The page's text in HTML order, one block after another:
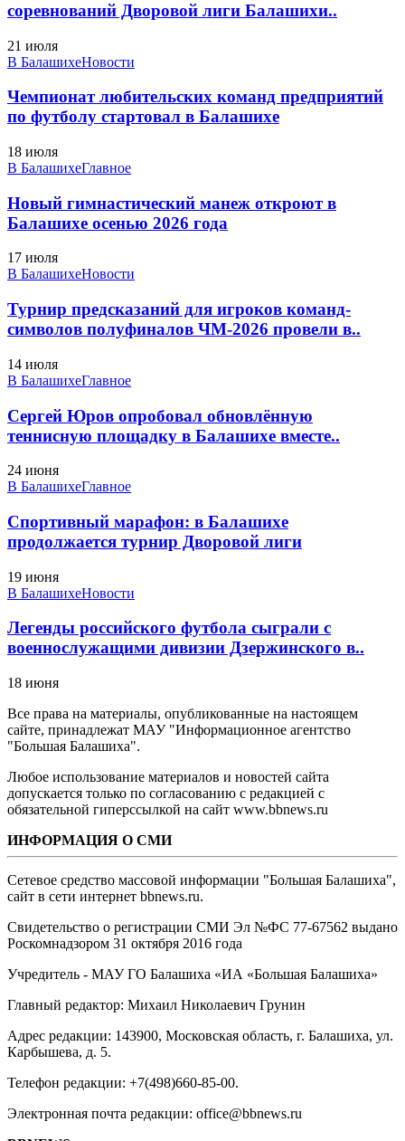
соревнований Дворовой лиги Балашихи..
21 июля
В БалашихеНовости
Чемпионат любительских команд предприятий
по футболу стартовал в Балашихе
18 июля
В БалашихеГлавное
Новый гимнастический манеж откроют в
Балашихе осенью 2026 года
17 июля
В БалашихеНовости
Турнир предсказаний для игроков команд-
символов полуфиналов ЧМ-2026 провели в..
14 июля
В БалашихеГлавное
Сергей Юров опробовал обновлённую
теннисную площадку в Балашихе вместе..
24 июня
В БалашихеГлавное
Спортивный марафон: в Балашихе
продолжается турнир Дворовой лиги
19 июня
В БалашихеНовости
Легенды российского футбола сыграли с
военнослужащими дивизии Дзержинского в..
18 июня
Все права на материалы, опубликованные на настоящем
сайте, принадлежат МАУ "Информационное агентство
"Большая Балашиха".
Любое использование материалов и новостей сайта
допускается только по согласованию с редакцией с
обязательной гиперссылкой на сайт www.bbnews.ru
ИНФОРМАЦИЯ О СМИ
Сетевое средство массовой информации "Большая Балашиха",
сайт в сети интернет bbnews.ru.
Свидетельство о регистрации СМИ Эл №ФС ‎77-67562 выдано
Роскомнадзором 31 октября 2016 года
Учредитель - МАУ ГО Балашиха «ИА «Большая Балашиха»
Главный редактор: Михаил Николаевич Грунин
Адрес редакции: 143900, Московская область, г. Балашиха, ул.
Карбышева, д. 5.
Телефон редакции: +7(498)660-85-00.
Электронная почта редакции: office@bbnews.ru